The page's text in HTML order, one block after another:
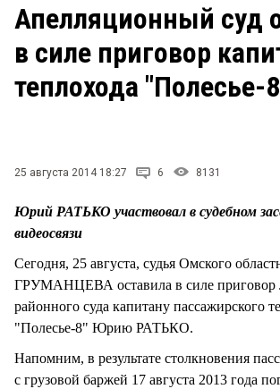
ЗАКОН
НОВОСТИ КОМПАНИЙ Блоги
Архив
Апелляционный суд
в силе приговор
теплохода "Полесье-
25 августа 2014 18:27 6 8131
Юрий РАТЬКО участвовал в судебном
видеосвязи
Сегодня, 25 августа, судья Омского
ГРУМАНЦЕВА оставила в силе приговор
районного суда капитану пассажирского
"Полесье-8" Юрию РАТЬКО.
Напомним, в результате столкновения
с грузовой баржей 17 августа 2013 года